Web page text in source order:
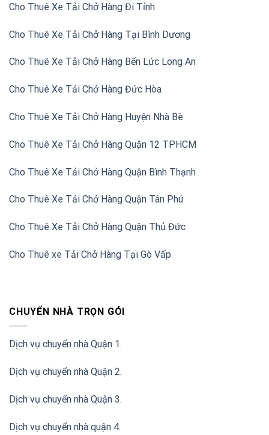
Cho Thuê Xe Tải Chở Hàng Đi Tỉnh
Cho Thuê Xe Tải Chở Hàng Tại Bình Dương
Cho Thuê Xe Tải Chở Hàng Bến Lức Long An
Cho Thuê Xe Tải Chở Hàng Đức Hòa
Cho Thuê Xe Tải Chở Hàng Huyện Nhà Bè
Cho Thuê Xe Tải Chở Hàng Quận 12 TPHCM
Cho Thuê Xe Tải Chở Hàng Quận Bình Thạnh
Cho Thuê Xe Tải Chở Hàng Quận Tân Phú
Cho Thuê Xe Tải Chở Hàng Quận Thủ Đức
Cho Thuê xe Tải Chở Hàng Tại Gò Vấp
CHUYỂN NHÀ TRỌN GÓI
Dịch vụ chuyển nhà Quận 1.
Dịch vụ chuyển nhà Quận 2.
Dịch vụ chuyển nhà Quận 3.
Dịch vụ chuyển nhà quận 4.